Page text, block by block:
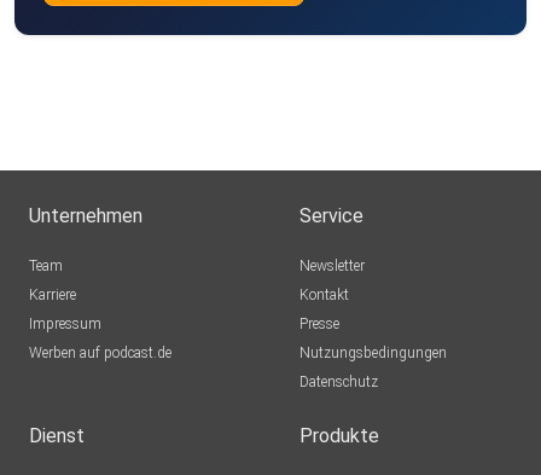
Unternehmen
Team
Karriere
Impressum
Werben auf podcast.de
Service
Newsletter
Kontakt
Presse
Nutzungsbedingungen
Datenschutz
Dienst Produkte